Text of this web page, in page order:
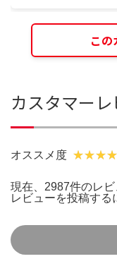
この
カスタマーレ
オススメ度
現在、2987件のレビ
レビューを投稿する